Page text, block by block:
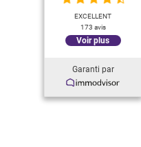
EXCELLENT
173 avis
Voir plus
Garanti par